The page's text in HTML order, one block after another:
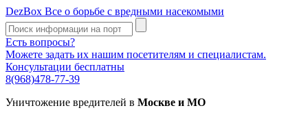
DezBox Все о борьбе с вредными насекомыми
Есть вопросы?
Можете задать их нашим посетителям и специалистам.
Консультации бесплатны
8(968)478-77-39
Уничтожение вредителей в Москве и МО